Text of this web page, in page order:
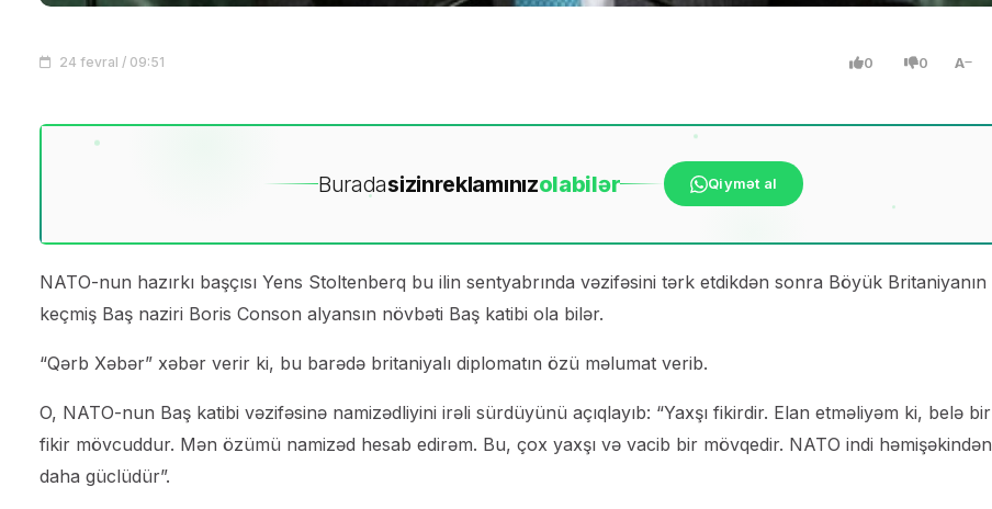
24 fevral / 09:51 0 0 A
Buradasizinreklamınızolabilər Qiymət al
NATO-nun hazırkı başçısı Yens Stoltenberq bu ilin sentyabrında vəzifəsini tərk etdikdən sonra Böyük Britaniyanın
keçmiş Baş naziri Boris Conson alyansın növbəti Baş katibi ola bilər.
“Qərb Xəbər” xəbər verir ki, bu barədə britaniyalı diplomatın özü məlumat verib.
O, NATO-nun Baş katibi vəzifəsinə namizədliyini irəli sürdüyünü açıqlayıb: “Yaxşı fikirdir. Elan etməliyəm ki, belə bir
fikir mövcuddur. Mən özümü namizəd hesab edirəm. Bu, çox yaxşı və vacib bir mövqedir. NATO indi həmişəkindən
daha güclüdür”.